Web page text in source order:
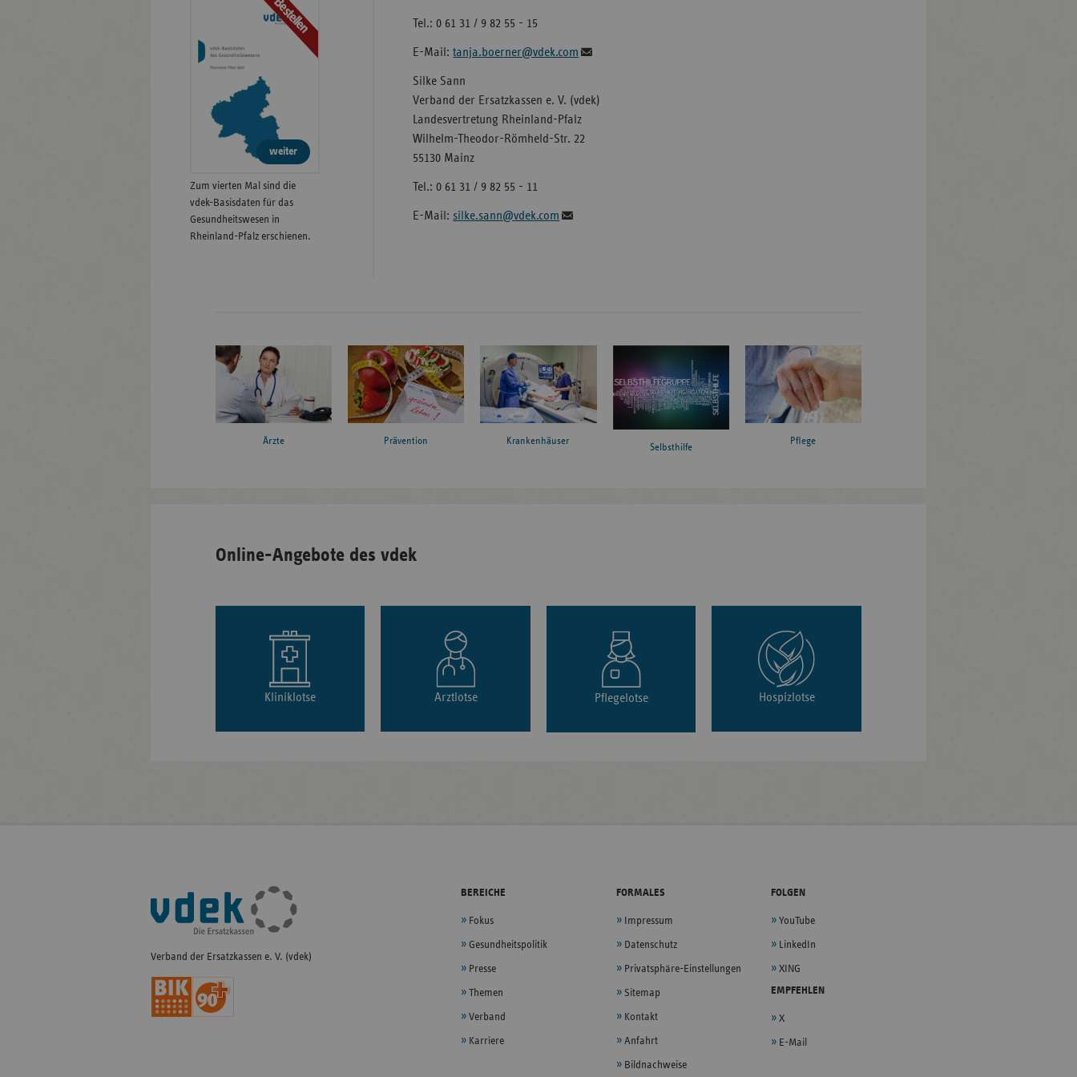
Tel.: 0 61 31 / 9 82 55 - 15
E-Mail:tanja.boerner@vdek.com
Silke Sann
Verband der Ersatzkassen e. V. (vdek)
Landesvertretung Rheinland-Pfalz
Wilhelm-Theodor-Römheld-Str. 22
55130 Mainz
Tel.: 0 61 31 / 9 82 55 - 11
E-Mail: silke.sann@vdek.com
Bestellen
weiter
Zum vierten Mal sind die
vdek-Basisdaten für das
Gesundheitswesen in
Rheinland-Pfalz erschienen.
Ärzte Prävention Krankenhäuser
Selbsthilfe
Pflege
Online-Angebote des vdek
Kliniklotse Arztlotse Pflegelotse Hospizlotse
Fußleisten-
Navigation
Verband der Ersatzkassen e. V. (vdek)
BEREICHE
Fokus
Gesundheitspolitik
Presse
Themen
Verband
Karriere
FORMALES
Impressum
Datenschutz
Privatsphäre-Einstellungen
Sitemap
Kontakt
Anfahrt
Bildnachweise
FOLGEN
YouTube
LinkedIn
XING
EMPFEHLEN
X
E-Mail